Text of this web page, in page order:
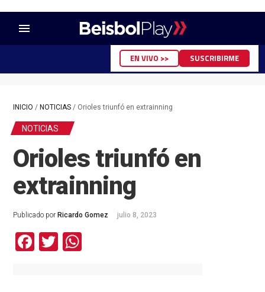
menu
EN VIVO >> SUSCRIBIRME
INICIO / NOTICIAS/ Orioles triunfó en extrainning
NOTICIAS
Orioles triunfó en
extrainning
Publicado por Ricardo Gomez julio 8, 2023
Facebook
TwitterWhatsApp